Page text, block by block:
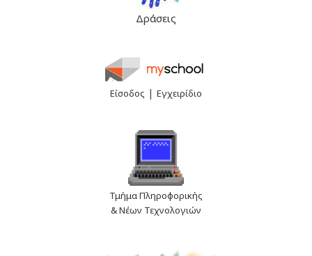
Δράσεις
Είσοδος | Εγχειρίδιο
Τμήμα Πληροφορικής
& Νέων Τεχνολογιών